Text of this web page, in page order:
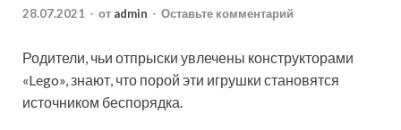
28.07.2021 - от admin - Оставьте комментарий
Родители, чьи отпрыски увлечены конструкторами
«Lego», знают, что порой эти игрушки становятся
источником беспорядка.